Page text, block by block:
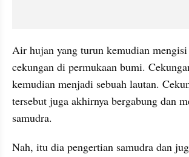
Air hujan yang turun kemudian
cekungan di permukaan bumi.
kemudian menjadi sebuah lautan.
tersebut juga akhirnya bergabung dan
samudra.
Nah, itu dia pengertian samudra dan